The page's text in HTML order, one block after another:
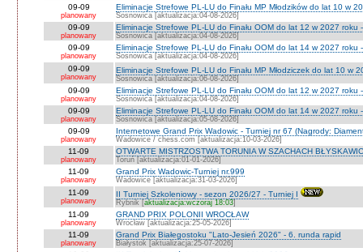
09-09
planowany
Eliminacje Strefowe PL-LU do Finału MP Młodzików do lat 10 w
Sosnowica [aktualizacja:04-08-2026]
09-09
planowany
Eliminacje Strefowe PL-LU do Finału OOM do lat 12 w 2027 roku
Sosnowica [aktualizacja:04-08-2026]
09-09
planowany
Eliminacje Strefowe PL-LU do Finału OOM do lat 14 w 2027 roku
Sosnowica [aktualizacja:04-08-2026]
09-09
planowany
Eliminacje Strefowe PL-LU do Finału MP Młodziczek do lat 10 w
Sosnowica [aktualizacja:06-08-2026]
09-09
planowany
Eliminacje Strefowe PL-LU do Finału OOM do lat 12 w 2027 roku
Sosnowica [aktualizacja:04-08-2026]
09-09
planowany
Eliminacje Strefowe PL-LU do Finału OOM do lat 14 w 2027 roku
Sosnowica [aktualizacja:05-08-2026]
09-09
planowany
Internetowe Grand Prix Wadowic - Turniej nr 67 (Nagrody:
Wadowice / chess.com [aktualizacja:10-03-2026]
11-09
planowany
OTWARTE MISTRZOSTWA TORUNIA W SZACHACH
Toruń [aktualizacja:01-01-2026]
11-09
planowany
Grand Prix Wadowic-Turniej nr.999
Wadowice [aktualizacja:31-03-2026]
11-09
planowany
II Turniej Szkoleniowy - sezon 2026/27 - Turniej I
Rybnik [aktualizacja:wczoraj 18:03]
11-09
planowany
GRAND PRIX POLONII WROCŁAW
Wrocław [aktualizacja:25-05-2026]
11-09
planowany
Grand Prix Białegostoku "Lato-Jesień 2026" - 6. runda rapid
Białystok [aktualizacja:25-07-2026]